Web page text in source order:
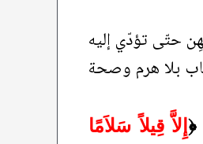
حتّى تؤدّي إليه
بلا هرم وصحة
﴿إِلاَّ قِيلاً سَلاَمًا